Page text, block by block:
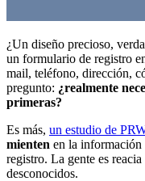
¿Un diseño precioso,
un formulario de registro
mail, teléfono, dirección,
pregunto: ¿realmente
primeras?
Es más, un estudio de
mienten en la
registro. La gente es reacia
desconocidos.